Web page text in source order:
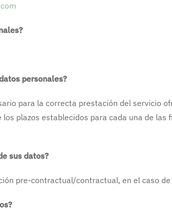
personales?
para la correcta prestación del servicio
plazos establecidos para cada una de
sus datos?
pre-contractual/contractual, en el caso